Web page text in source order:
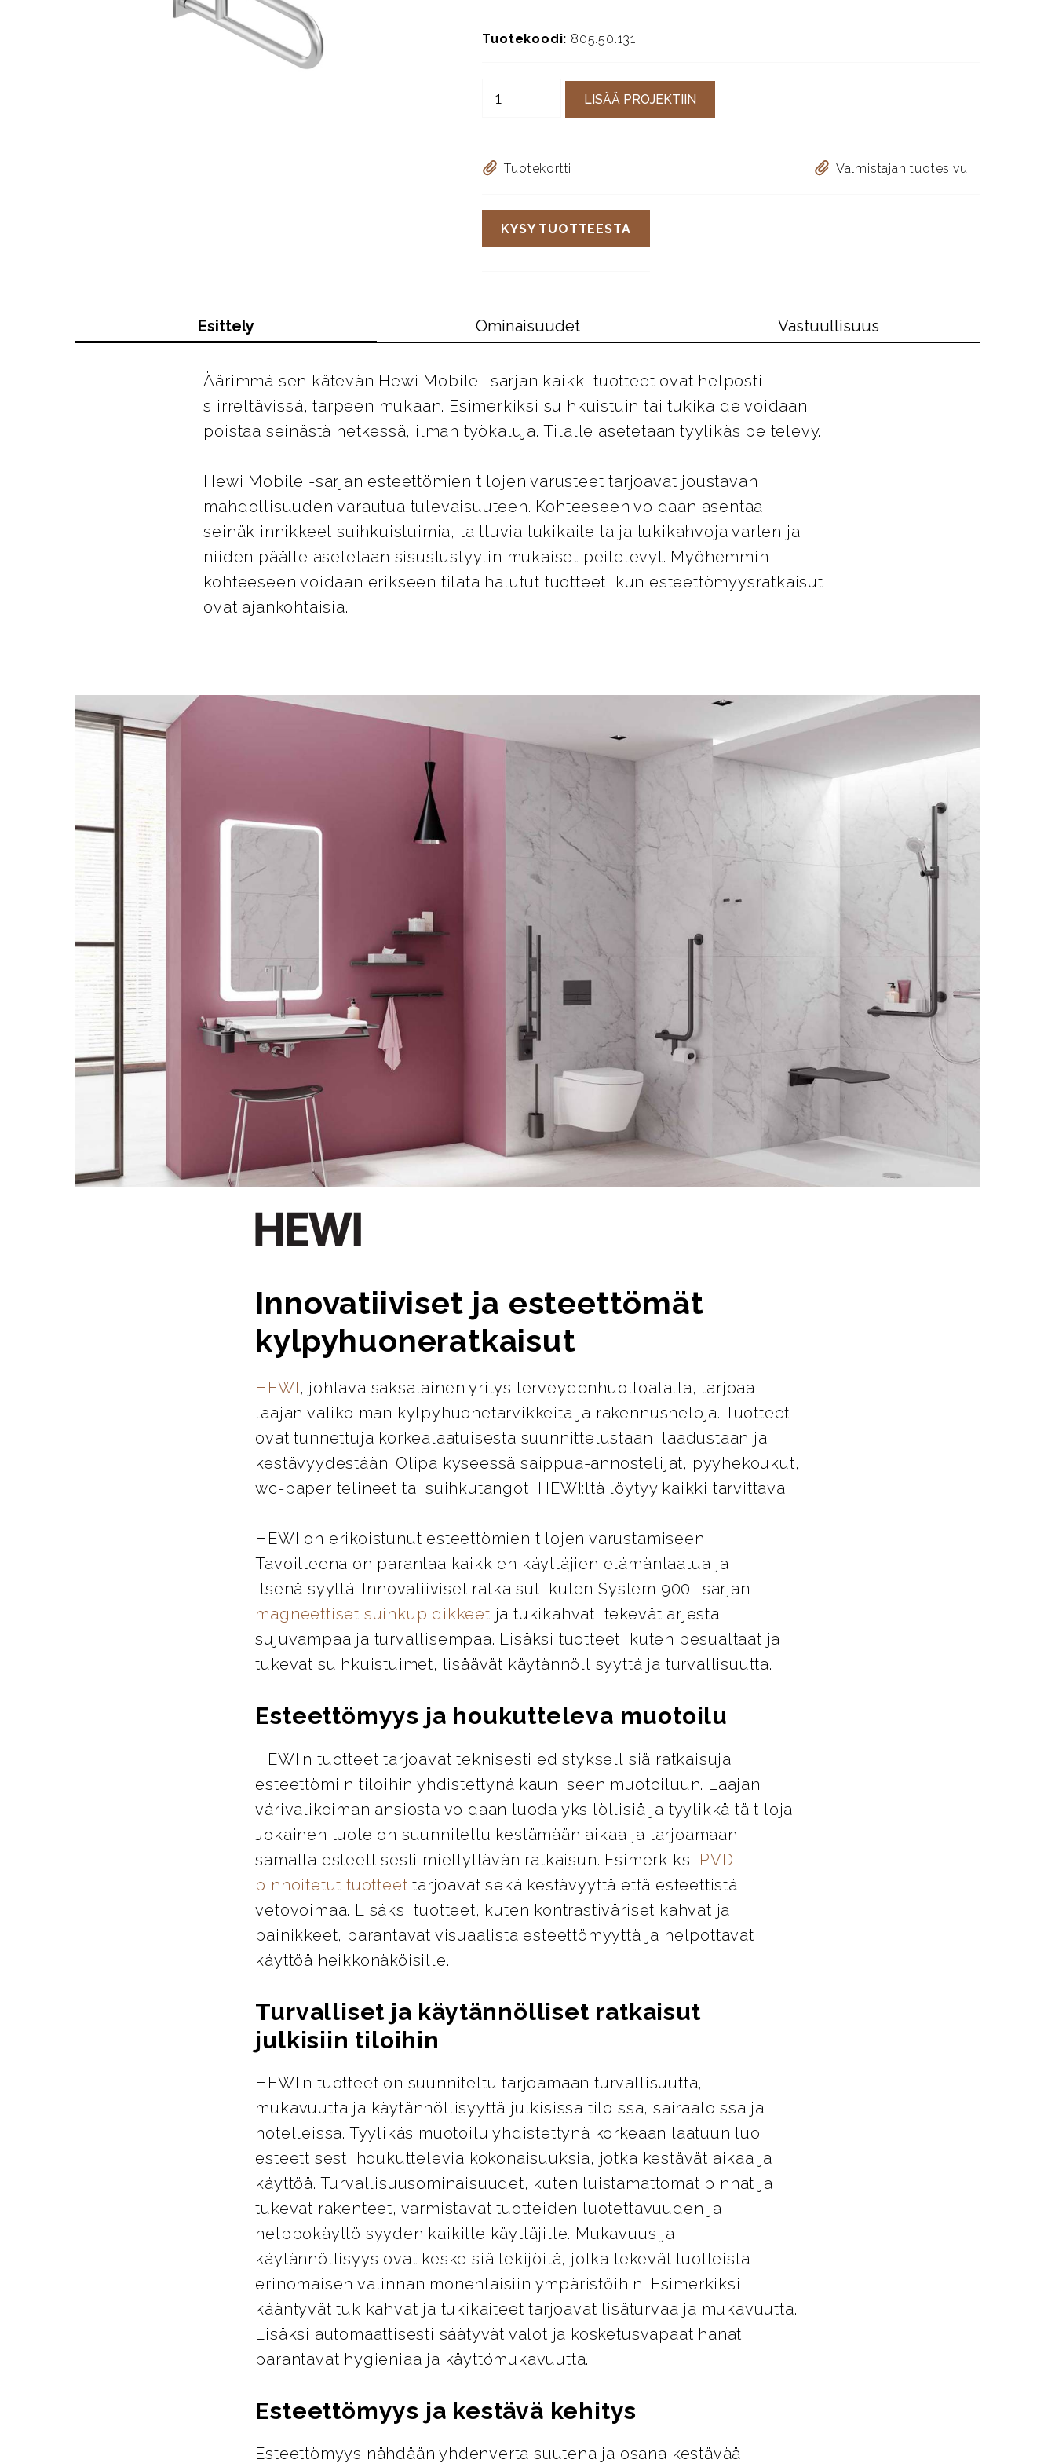
Tuotekoodi: 805.50.131
LISÄÄ PROJEKTIIN
Tuotekortti Valmistajan tuotesivu
KYSY TUOTTEESTA
Esittely Ominaisuudet Vastuullisuus
Äärimmäisen kätevän Hewi Mobile -sarjan kaikki tuotteet ovat helposti
siirreltävissä, tarpeen mukaan. Esimerkiksi suihkuistuin tai tukikaide voidaan
poistaa seinästä hetkessä, ilman työkaluja. Tilalle asetetaan tyylikäs peitelevy.
Hewi Mobile -sarjan esteettömien tilojen varusteet tarjoavat joustavan
mahdollisuuden varautua tulevaisuuteen. Kohteeseen voidaan asentaa
seinäkiinnikkeet suihkuistuimia, taittuvia tukikaiteita ja tukikahvoja varten ja
niiden päälle asetetaan sisustustyylin mukaiset peitelevyt. Myöhemmin
kohteeseen voidaan erikseen tilata halutut tuotteet, kun esteettömyysratkaisut
ovat ajankohtaisia.
Innovatiiviset ja esteettömät
kylpyhuoneratkaisut
HEWI , johtava saksalainen yritys terveydenhuoltoalalla, tarjoaa
laajan valikoiman kylpyhuonetarvikkeita ja rakennusheloja. Tuotteet
ovat tunnettuja korkealaatuisesta suunnittelustaan, laadustaan ja
kestävyydestään. Olipa kyseessä saippua-annostelijat, pyyhekoukut,
wc-paperitelineet tai suihkutangot, HEWI:ltä löytyy kaikki tarvittava.
HEWI on erikoistunut esteettömien tilojen varustamiseen.
Tavoitteena on parantaa kaikkien käyttäjien elämänlaatua ja
itsenäisyyttä. Innovatiiviset ratkaisut, kuten System 900 -sarjan
magneettiset suihkupidikkeet ja tukikahvat, tekevät arjesta
sujuvampaa ja turvallisempaa. Lisäksi tuotteet, kuten pesualtaat ja
tukevat suihkuistuimet, lisäävät käytännöllisyyttä ja turvallisuutta.
Esteettömyys ja houkutteleva muotoilu
HEWI:n tuotteet tarjoavat teknisesti edistyksellisiä ratkaisuja
esteettömiin tiloihin yhdistettynä kauniiseen muotoiluun. Laajan
värivalikoiman ansiosta voidaan luoda yksilöllisiä ja tyylikkäitä tiloja.
Jokainen tuote on suunniteltu kestämään aikaa ja tarjoamaan
samalla esteettisesti miellyttävän ratkaisun. Esimerkiksi PVD-
pinnoitetut tuotteet tarjoavat sekä kestävyyttä että esteettistä
vetovoimaa. Lisäksi tuotteet, kuten kontrastiväriset kahvat ja
painikkeet, parantavat visuaalista esteettömyyttä ja helpottavat
käyttöä heikkonäköisille.
Turvalliset ja käytännölliset ratkaisut
julkisiin tiloihin
HEWI:n tuotteet on suunniteltu tarjoamaan turvallisuutta,
mukavuutta ja käytännöllisyyttä julkisissa tiloissa, sairaaloissa ja
hotelleissa. Tyylikäs muotoilu yhdistettynä korkeaan laatuun luo
esteettisesti houkuttelevia kokonaisuuksia, jotka kestävät aikaa ja
käyttöä. Turvallisuusominaisuudet, kuten luistamattomat pinnat ja
tukevat rakenteet, varmistavat tuotteiden luotettavuuden ja
helppokäyttöisyyden kaikille käyttäjille. Mukavuus ja
käytännöllisyys ovat keskeisiä tekijöitä, jotka tekevät tuotteista
erinomaisen valinnan monenlaisiin ympäristöihin. Esimerkiksi
kääntyvät tukikahvat ja tukikaiteet tarjoavat lisäturvaa ja mukavuutta.
Lisäksi automaattisesti säätyvät valot ja kosketusvapaat hanat
parantavat hygieniaa ja käyttömukavuutta.
Esteettömyys ja kestävä kehitys
Esteettömyys nähdään yhdenvertaisuutena ja osana kestävää